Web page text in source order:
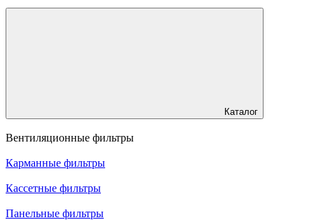
Каталог
Вентиляционные фильтры
Карманные фильтры
Кассетные фильтры
Панельные фильтры